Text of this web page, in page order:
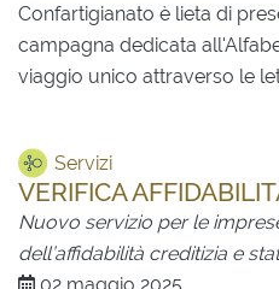
Confartigianato è lieta di
campagna dedicata
viaggio unico attraverso le
Servizi
VERIFICA
Nuovo servizio per le
dell’affidabilità creditizia e